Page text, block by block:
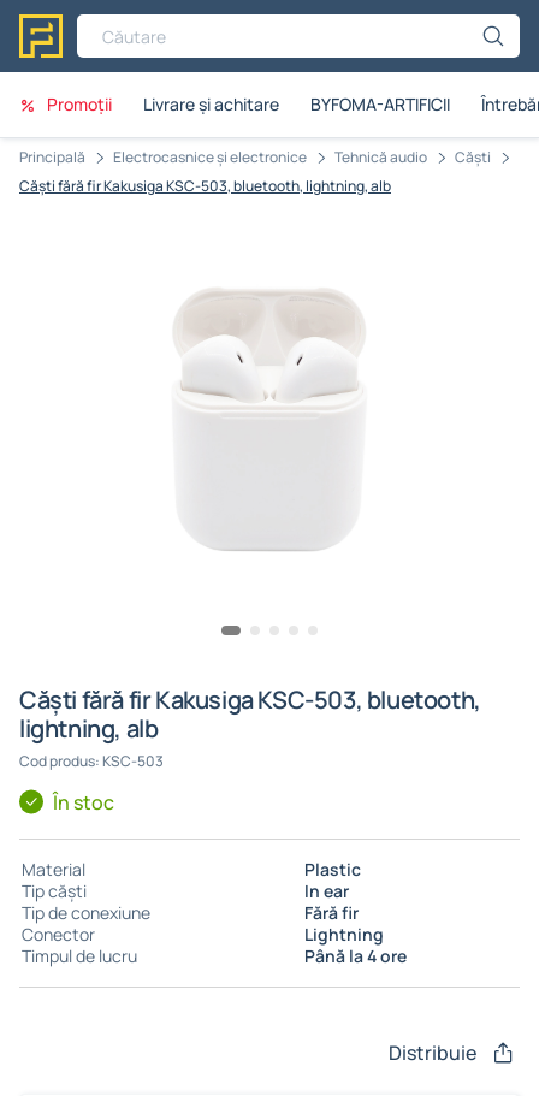
Căutare
Promoții Livrare și achitare BYFOMA-ARTIFICII
Principală Electrocasnice și electronice Tehnică audio
Căști
Căști fără fir Kakusiga KSC-503, bluetooth, lightning, alb
Căști fără fir Kakusiga KSC-503, bluetooth,
lightning, alb
Cod produs: KSC-503
În stoc
Material
Plastic
Tip căști
In ear
Tip de conexiune
Fără fir
Conector
Lightning
Timpul de lucru
Până la 4 ore
Distribuie